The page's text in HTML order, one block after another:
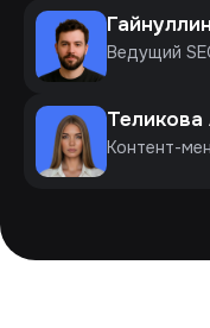
Ведущий
Теликова
Контент-